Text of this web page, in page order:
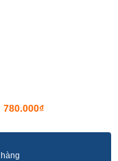
780.000₫